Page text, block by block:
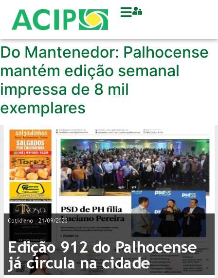
Do Mantenedor: Palhocense
mantém edição semanal
impressa de 8 mil
exemplares